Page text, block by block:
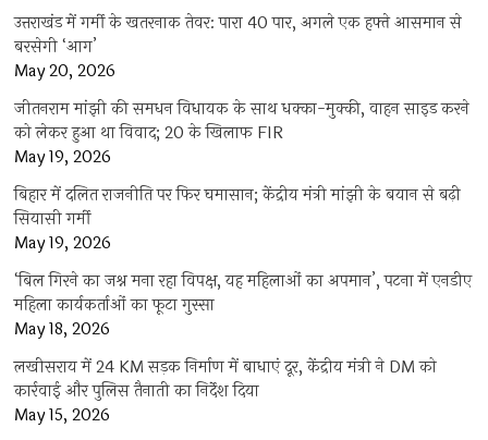
उत्तराखंड में गर्मी के खतरनाक तेवर: पारा 40 पार, अगले एक हफ्ते आसमान से
बरसेगी ‘आग’
May 20, 2026
जीतनराम मांझी की समधन विधायक के साथ धक्का-मुक्की, वाहन साइड करने
को लेकर हुआ था विवाद; 20 के खिलाफ FIR
May 19, 2026
बिहार में दलित राजनीति पर फिर घमासान; केंद्रीय मंत्री मांझी के बयान से बढ़ी
सियासी गर्मी
May 19, 2026
‘बिल गिरने का जश्न मना रहा विपक्ष, यह महिलाओं का अपमान’, पटना में एनडीए
महिला कार्यकर्ताओं का फूटा गुस्सा
May 18, 2026
लखीसराय में 24 KM सड़क निर्माण में बाधाएं दूर, केंद्रीय मंत्री ने DM को
कार्रवाई और पुलिस तैनाती का निर्देश दिया
May 15, 2026